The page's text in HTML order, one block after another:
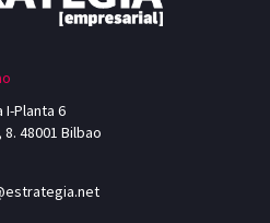
I-Planta 6
48001 Bilbao